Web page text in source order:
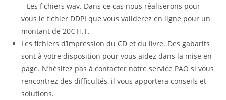
– Les fichiers wav. Dans ce cas nous réaliserons pour
vous le fichier DDPI que vous validerez en ligne pour un
montant de 20€ H.T.
Les fichiers d’impression du CD et du livre. Des gabarits
sont à votre disposition pour vous aidez dans la mise en
page. N’hésitez pas à contacter notre service PAO si vous
rencontrez des difficultés, il vous apportera conseils et
solutions.